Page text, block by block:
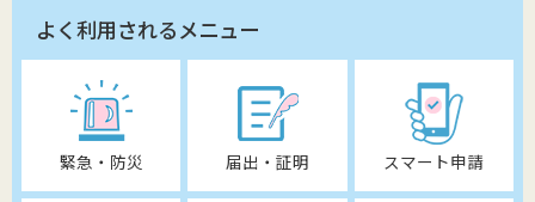
よく利用されるメニュー
緊急・防災 届出・証明 スマート申請